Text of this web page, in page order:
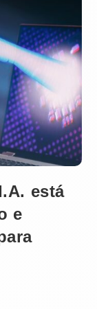
está
e